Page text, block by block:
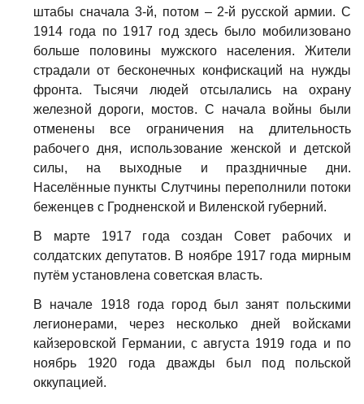
штабы сначала 3-й, потом – 2-й русской армии. С
1914 года по 1917 год здесь было мобилизовано
больше половины мужского населения. Жители
страдали от бесконечных конфискаций на нужды
фронта. Тысячи людей отсылались на охрану
железной дороги, мостов. С начала войны были
отменены все ограничения на длительность
рабочего дня, использование женской и детской
силы, на выходные и праздничные дни.
Населённые пункты Слутчины переполнили потоки
беженцев с Гродненской и Виленской губерний.
В марте 1917 года создан Совет рабочих и
солдатских депутатов. В ноябре 1917 года мирным
путём установлена советская власть.
В начале 1918 года город был занят польскими
легионерами, через несколько дней войсками
кайзеровской Германии, с августа 1919 года и по
ноябрь 1920 года дважды был под польской
оккупацией.